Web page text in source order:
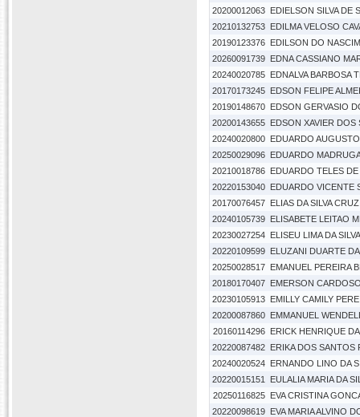
20200012063 EDIELSON SILVA DE
20210132753 EDILMA VELOSO
20190123376 EDILSON DO
20260091739 EDNA CASSIANO
20240020785 EDNALVA BARBOSA
20170173245 EDSON FELIPE
20190148670 EDSON GERVASIO
20200143655 EDSON XAVIER DOS
20240020800 EDUARDO
20250029096 EDUARDO
20210018786 EDUARDO TELES
20220153040 EDUARDO VICENTE
20170076457 ELIAS DA SILVA CRUZ
20240105739 ELISABETE LEITAO
20230027254 ELISEU LIMA DA SILVA
20220109599 ELUZANI DUARTE DA
20250028517 EMANUEL PEREIRA
20180170407 EMERSON
20230105913 EMILLY CAMILY
20200087860 EMMANUEL
20160114296
ERICK HENRIQUE
20220087482 ERIKA DOS SANTOS
20240020524 ERNANDO LINO DA
20220015151
EULALIA MARIA DA
20250116825
EVA CRISTINA
20220098619 EVA MARIA ALVINO